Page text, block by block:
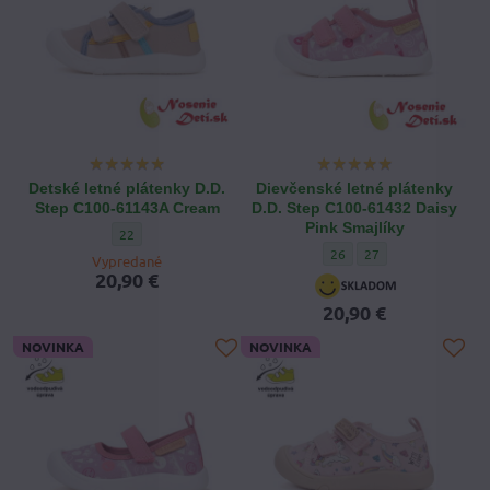
Detské letné plátenky D.D.
Step C100-61143A Cream
Detské letné plátenky D.D. Step C100-61143A Cream -
22
Vypredané
20,90 €
Dievčenské letné plátenky
D.D. Step C100-61432 Daisy
Pink Smajlíky
Dievčenské letné
26 Dievčenské letné
27
20,90 €
NOVINKA NOVINKA